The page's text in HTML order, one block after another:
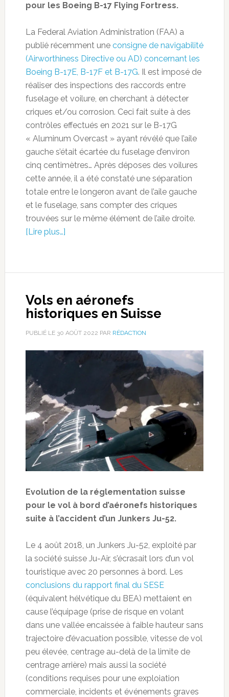
pour les Boeing B-17 Flying Fortress.
La Federal Aviation Administration (FAA) a
publié récemment une consigne de navigabilité
(Airworthiness Directive ou AD) concernant les
Boeing B-17E, B-17F et B-17G. Il est imposé de
réaliser des inspections des raccords entre
fuselage et voilure, en cherchant à détecter
criques et/ou corrosion. Ceci fait suite à des
contrôles effectués en 2021 sur le B-17G
« Aluminum Overcast » ayant révélé que l’aile
gauche s’était écartée du fuselage d’environ
cinq centimètres… Après déposes des voilures
cette année, il a été constaté une séparation
totale entre le longeron avant de l’aile gauche
et le fuselage, sans compter des criques
trouvées sur le même élément de l’aile droite.
[Lire plus…]
Vols en aéronefs
historiques en Suisse
PUBLIÉ LE 30 AOÛT 2022 PAR RÉDACTION
Evolution de la réglementation suisse
pour le vol à bord d’aéronefs historiques
suite à l’accident d’un Junkers Ju-52.
Le 4 août 2018, un Junkers Ju-52, exploité par
la société suisse Ju-Air, s’écrasait lors d’un vol
touristique avec 20 personnes à bord. Les
conclusions du rapport final du SESE
(équivalent hélvétique du BEA) mettaient en
cause l’équipage (prise de risque en volant
dans une vallée encaissée à faible hauteur sans
trajectoire d’évacuation possible, vitesse de vol
peu élevée, centrage au-delà de la limite de
centrage arrière) mais aussi la société
(conditions requises pour une exploiation
commerciale, incidents et événements graves